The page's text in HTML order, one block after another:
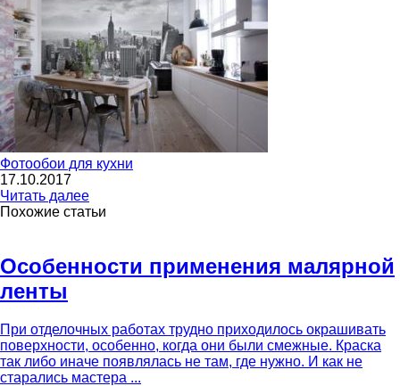
Фотообои для кухни
17.10.2017
Читать далее
Похожие статьи
Особенности применения малярной
ленты
При отделочных работах трудно приходилось окрашивать
поверхности, особенно, когда они были смежные. Краска
так либо иначе появлялась не там, где нужно. И как не
старались мастера ...